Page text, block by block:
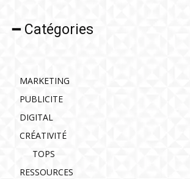
━ Catégories
MARKETING
PUBLICITE
DIGITAL
CRÉATIVITÉ
TOPS
RESSOURCES